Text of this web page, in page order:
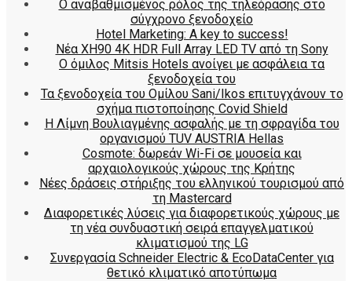
Ο αναβαθμισμένος ρόλος της τηλεόρασης στο
σύγχρονο ξενοδοχείο
Hotel Marketing: A key to success!
Νέα XH90 4K HDR Full Array LED TV από τη Sony
Ο όμιλος Mitsis Hotels ανοίγει με ασφάλεια τα
ξενοδοχεία του
Τα ξενοδοχεία του Ομίλου Sani/Ikos επιτυγχάνουν το
σχήμα πιστοποίησης Covid Shield
H Λίμνη Βουλιαγμένης ασφαλής με τη σφραγίδα του
οργανισμού TUV AUSTRIA Hellas
Cosmote: δωρεάν Wi-Fi σε μουσεία και
αρχαιολογικούς χώρους της Κρήτης
Νέες δράσεις στήριξης του ελληνικού τουρισμού από
τη Mastercard
Διαφορετικές λύσεις για διαφορετικούς χώρους με
τη νέα συνδυαστική σειρά επαγγελματικού
κλιματισμού της LG
Συνεργασία Schneider Electric & EcoDataCenter για
θετικό κλιματικό αποτύπωμα